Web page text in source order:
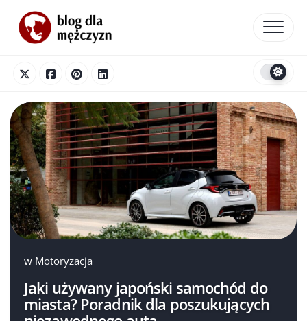
content
w Motoryzacja
Jaki używany japoński samochód do
miasta? Poradnik dla poszukujących